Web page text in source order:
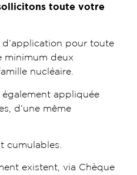
toute votre
pour toute
minimum deux
nucléaire.
appliquée
d’une même
cumulables.
existent, via Chèque